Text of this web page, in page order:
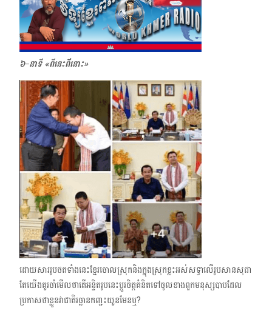
៦–នាទី «ពីនេះពី័នោះ»
ដោយសាររូបថតទាំងនេះខ្មែរចោលស្រុកនិងក្នុងស្រុកខ្លះអស់សទ្ធាលើរូបសានសុជា​
តែយើងគួរចាំមើលថាតើអន្ទិតរូបនេះប្ដូរចិត្តគំនិតទៅចូលខាងពួកមនុស្សបាបដែល
ប្រកាសថាខ្លួនវាជាតិរច្ឆានកញ្ជះយួនមែនឬ?